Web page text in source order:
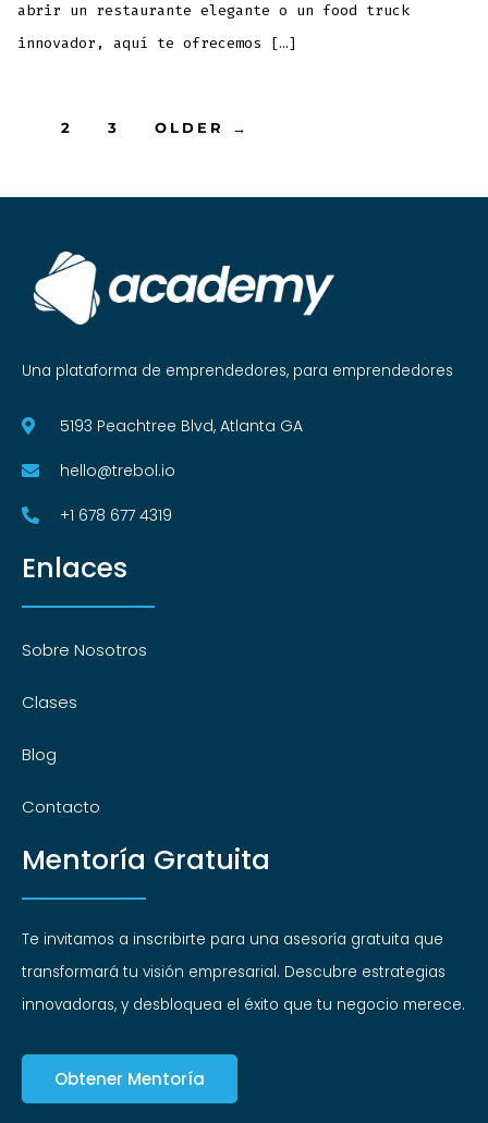
abrir un restaurante elegante o un food truck
innovador, aquí te ofrecemos […]
2 3 OLDER →
Una plataforma de emprendedores, para emprendedores
5193 Peachtree Blvd, Atlanta GA
hello@trebol.io
+1 678 677 4319
Enlaces
Sobre Nosotros
Clases
Blog
Contacto
Mentoría Gratuita
Te invitamos a inscribirte para una asesoría gratuita que
transformará tu visión empresarial. Descubre estrategias
innovadoras, y desbloquea el éxito que tu negocio merece.
Obtener Mentoría